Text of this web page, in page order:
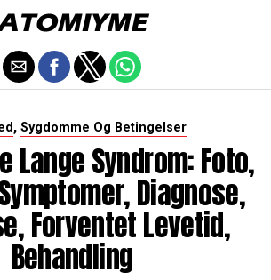
, Sygdomme Og Betingelser
Lange Syndrom: Foto,
Diagnose,
Forventet Levetid,
Behandling